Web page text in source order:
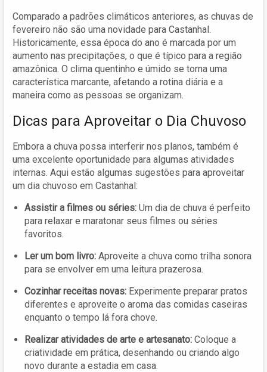
Comparado a padrões climáticos anteriores, as chuvas de
fevereiro não são uma novidade para Castanhal.
Historicamente, essa época do ano é marcada por um
aumento nas precipitações, o que é típico para a região
amazônica. O clima quentinho e úmido se torna uma
característica marcante, afetando a rotina diária e a
maneira como as pessoas se organizam.
Dicas para Aproveitar o Dia Chuvoso
Embora a chuva possa interferir nos planos, também é
uma excelente oportunidade para algumas atividades
internas. Aqui estão algumas sugestões para aproveitar
um dia chuvoso em Castanhal:
Assistir a filmes ou séries: Um dia de chuva é perfeito
para relaxar e maratonar seus filmes ou séries
favoritos.
Ler um bom livro: Aproveite a chuva como trilha sonora
para se envolver em uma leitura prazerosa.
Cozinhar receitas novas: Experimente preparar pratos
diferentes e aproveite o aroma das comidas caseiras
enquanto o tempo lá fora chove.
Realizar atividades de arte e artesanato: Coloque a
criatividade em prática, desenhando ou criando algo
novo durante a estadia em casa.